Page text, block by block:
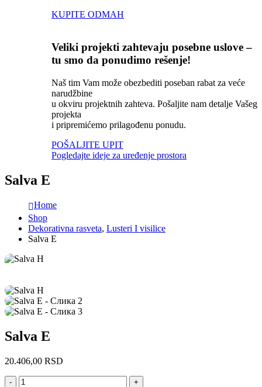
KUPITE ODMAH
Veliki projekti zahtevaju posebne uslove –
tu smo da ponudimo rešenje!
Naš tim Vam može obezbediti poseban rabat za veće
narudžbine
u okviru projektnih zahteva. Pošaljite nam detalje Vašeg
projekta
i pripremićemo prilagođenu ponudu.
POŠALJITE UPIT
Pogledajte ideje za uređenje prostora
Salva E
Home
Shop
Dekorativna rasveta, Lusteri I visilice
Salva E
Salva E
20.406,00 RSD
- +